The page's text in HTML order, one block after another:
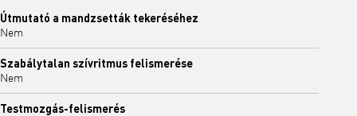
Útmutató a mandzsetták tekeréséhez
Nem
Szabálytalan szívritmus felismerése
Nem
Testmozgás-felismerés